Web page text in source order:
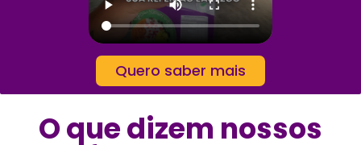
Quero saber mais
O que dizem nossos